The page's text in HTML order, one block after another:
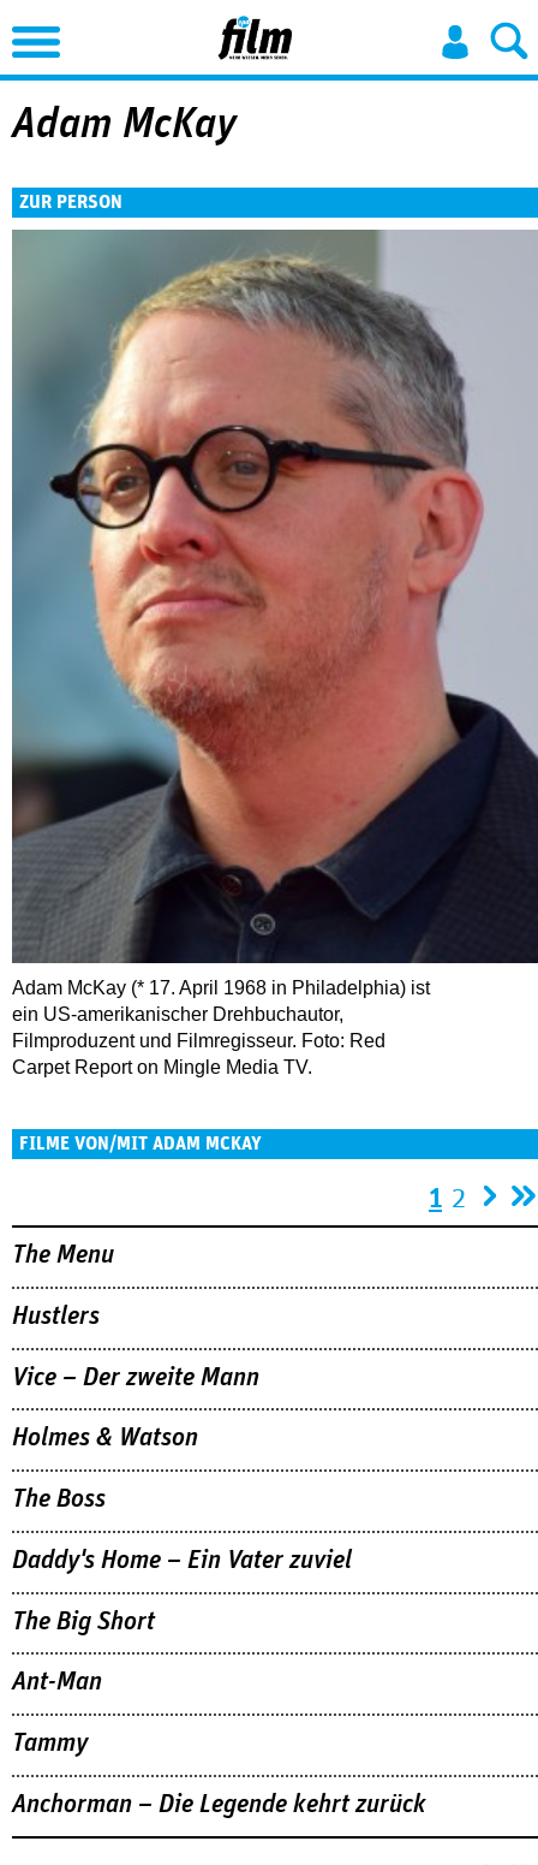
Jump to Navigation
Adam McKay
ZUR PERSON
Adam McKay (* 17. April 1968 in Philadelphia) ist
ein US-amerikanischer Drehbuchautor,
Filmproduzent und Filmregisseur. Foto: Red
Carpet Report on Mingle Media TV.
FILME VON/MIT ADAM MCKAY
1 2
The Menu
Hustlers
Vice – Der zweite Mann
Holmes & Watson
The Boss
Daddy's Home – Ein Vater zuviel
The Big Short
Ant-Man
Tammy
Anchorman – Die Legende kehrt zurück